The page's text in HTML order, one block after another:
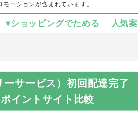
モーションが含まれています。
▾ショッピングでためる 人気
サービス）初回配達完了
イントサイト比較